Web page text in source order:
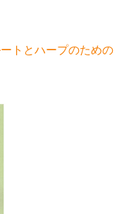
トとハープのための